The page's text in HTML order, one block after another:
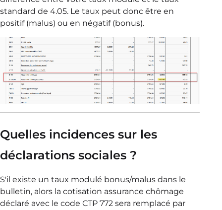
standard de 4.05. Le taux peut donc être en
positif (malus) ou en négatif (bonus).
Quelles incidences sur les
déclarations sociales ?
S'il existe un taux modulé bonus/malus dans le
bulletin, alors la cotisation assurance chômage
déclaré avec le code CTP 772 sera remplacé par